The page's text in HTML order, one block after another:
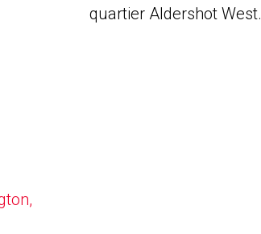
quartier Aldershot West.